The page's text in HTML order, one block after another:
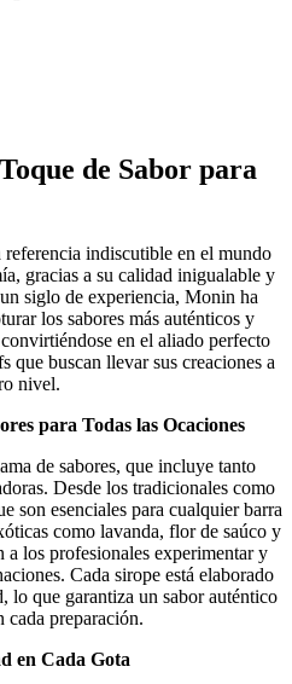
de Sabor para
indiscutible en el mundo
gracias a su calidad inigualable y
siglo de experiencia, Monin ha
los sabores más auténticos y
en el aliado perfecto
que buscan llevar sus creaciones a
nivel.
para Todas las Ocaciones
de sabores, que incluye tanto
Desde los tradicionales como
son esenciales para cualquier barra
como lavanda, flor de saúco y
los profesionales experimentar y
Cada sirope está elaborado
lo que garantiza un sabor auténtico
cada preparación.
en Cada Gota